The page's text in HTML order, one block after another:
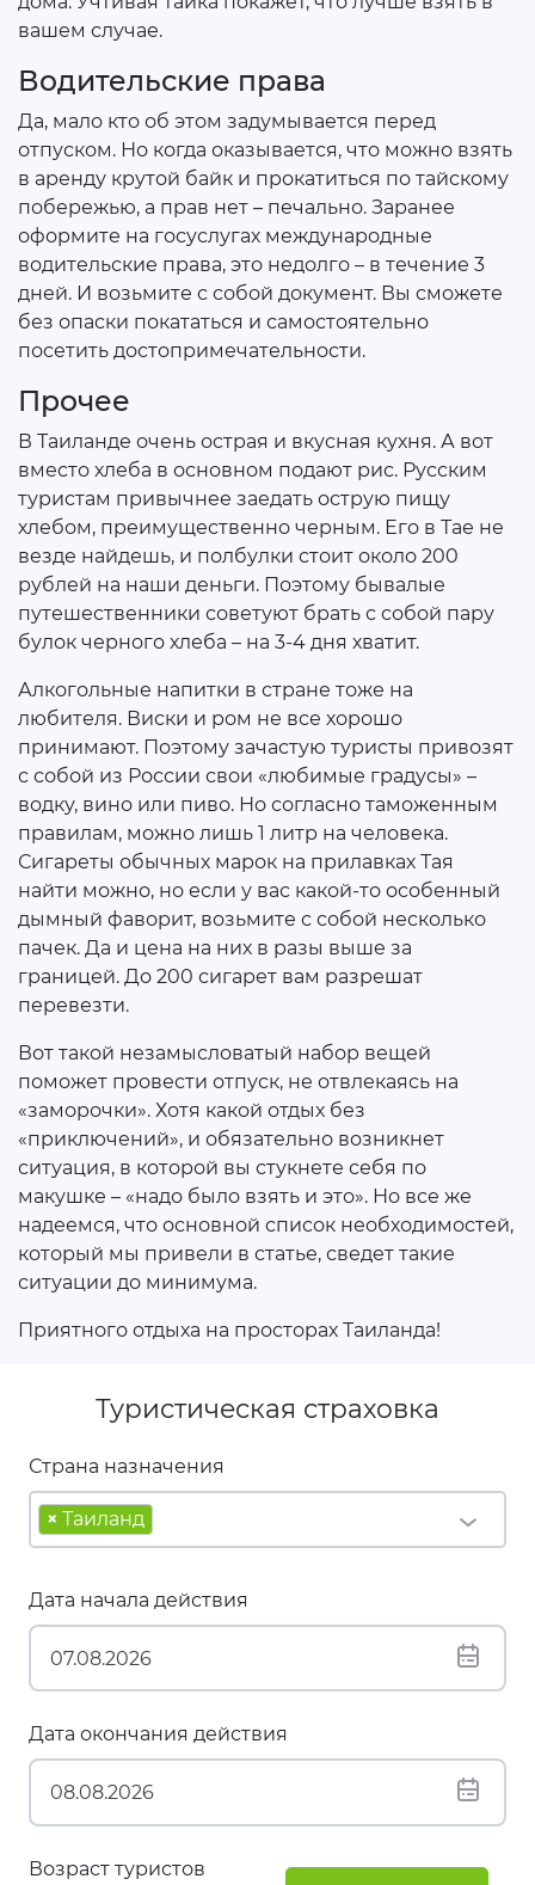
вашем случае.
Водительские права
Да, мало кто об этом задумывается перед
отпуском. Но когда оказывается, что можно взять
в аренду крутой байк и прокатиться по тайскому
побережью, а прав нет – печально. Заранее
оформите на госуслугах международные
водительские права, это недолго – в течение 3
дней. И возьмите с собой документ. Вы сможете
без опаски покататься и самостоятельно
посетить достопримечательности.
Прочее
В Таиланде очень острая и вкусная кухня. А вот
вместо хлеба в основном подают рис. Русским
туристам привычнее заедать острую пищу
хлебом, преимущественно черным. Его в Тае не
везде найдешь, и полбулки стоит около 200
рублей на наши деньги. Поэтому бывалые
путешественники советуют брать с собой пару
булок черного хлеба – на 3-4 дня хватит.
Алкогольные напитки в стране тоже на
любителя. Виски и ром не все хорошо
принимают. Поэтому зачастую туристы привозят
с собой из России свои «любимые градусы» –
водку, вино или пиво. Но согласно таможенным
правилам, можно лишь 1 литр на человека.
Сигареты обычных марок на прилавках Тая
найти можно, но если у вас какой-то особенный
дымный фаворит, возьмите с собой несколько
пачек. Да и цена на них в разы выше за
границей. До 200 сигарет вам разрешат
перевезти.
Вот такой незамысловатый набор вещей
поможет провести отпуск, не отвлекаясь на
«заморочки». Хотя какой отдых без
«приключений», и обязательно возникнет
ситуация, в которой вы стукнете себя по
макушке – «надо было взять и это». Но все же
надеемся, что основной список необходимостей,
который мы привели в статье, сведет такие
ситуации до минимума.
Приятного отдыха на просторах Таиланда!
Туристическая страховка
Страна назначения
× Таиланд
Дата начала действия
Дата окончания действия
Возраст туристов